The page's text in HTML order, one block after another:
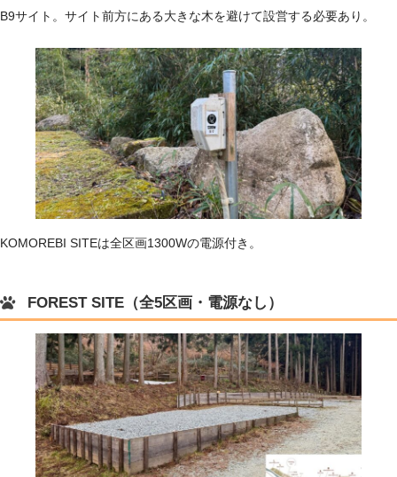
B9サイト。サイト前方にある大きな木を避けて設営する必要あり。
KOMOREBI SITEは全区画1300Wの電源付き。
FOREST SITE（全5区画・電源なし）